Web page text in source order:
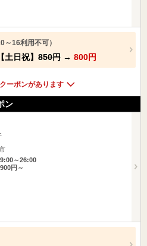
～16利用不可）
日祝】 850円 → 800円
ーポンがあります
ン
～26:00
円～